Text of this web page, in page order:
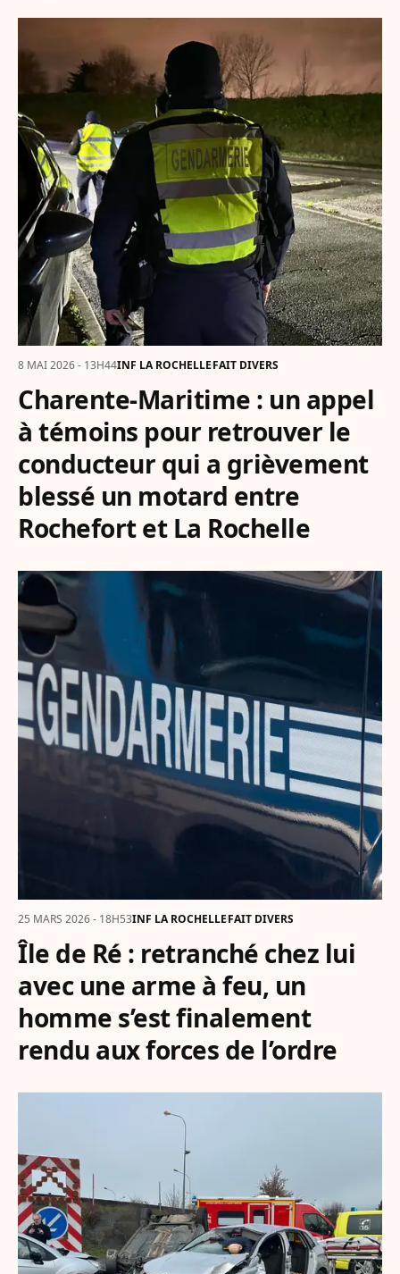
8 MAI 2026 - 13H44INF LA ROCHELLEFAIT DIVERS
Charente-Maritime : un appel
à témoins pour retrouver le
conducteur qui a grièvement
blessé un motard entre
Rochefort et La Rochelle
25 MARS 2026 - 18H53INF LA ROCHELLEFAIT DIVERS
Île de Ré : retranché chez lui
avec une arme à feu, un
homme s’est finalement
rendu aux forces de l’ordre